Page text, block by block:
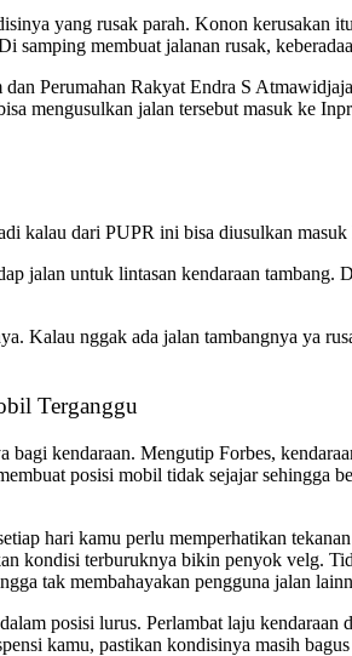
yang rusak parah. Konon
samping membuat jalanan rusak,
Perumahan Rakyat Endra S
mengusulkan jalan tersebut masuk ke
kalau dari PUPR ini bisa diusulkan
jalan untuk lintasan kendaraan
Kalau nggak ada jalan tambangnya ya
Terganggu
kendaraan. Mengutip Forbes,
posisi mobil tidak sejajar sehingga
hari kamu perlu memperhatikan
kondisi terburuknya bikin penyok velg.
tak membahayakan pengguna jalan
posisi lurus. Perlambat laju
kamu, pastikan kondisinya masih